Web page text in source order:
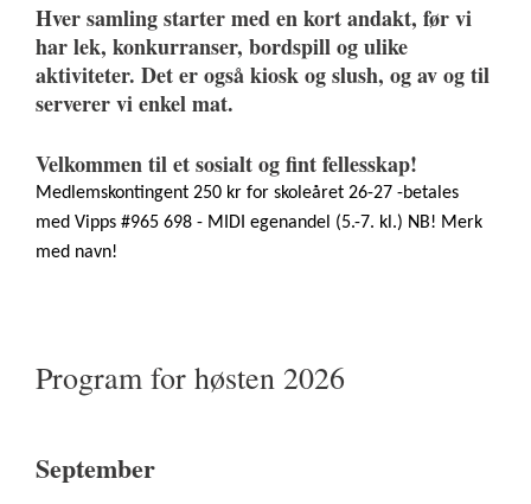
Hver samling starter med en kort andakt, før vi
har lek, konkurranser, bordspill og ulike
aktiviteter. Det er også kiosk og slush, og av og til
serverer vi enkel mat.
Velkommen til et sosialt og fint fellesskap!
Medlemskontingent 250 kr for skoleåret 26-27 -betales
med Vipps #965 698 - MIDI egenandel (5.-7. kl.) NB! Merk
med navn!
Program for høsten 2026
September